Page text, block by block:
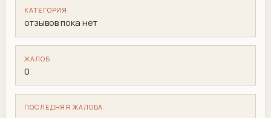
КАТЕГОРИЯ
отзывов пока нет
ЖАЛОБ
0
ПОСЛЕДНЯЯ ЖАЛОБА